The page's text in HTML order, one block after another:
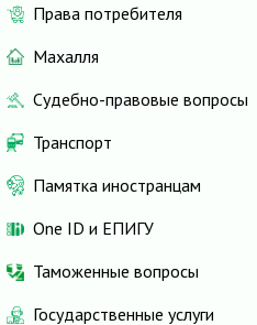
Права потребителя
Махалля
Судебно-правовые вопросы
Транспорт
Памятка иностранцам
One ID и ЕПИГУ
Таможенные вопросы
Государственные услуги